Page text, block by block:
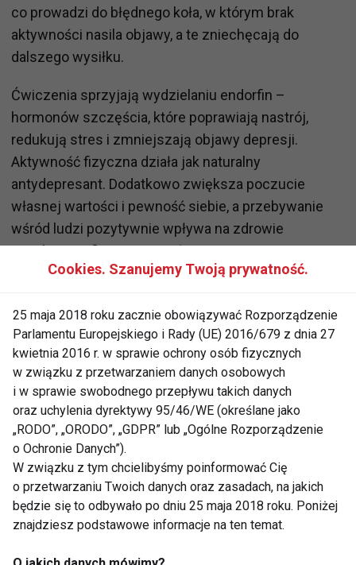
co prowadzi do błędnego koła, w którym brak
aktywności nasila objawy, a te zniechęcają do
dalszego wysiłku.
Ćwiczenia sprzyjają wydzielaniu endorfin –
hormonów szczęścia, które poprawiają nastrój,
redukują stres i zmniejszają objawy depresji.
Aktywność fizyczna działa jak naturalny
antydepresant. Dodatkowo zwiększa poczucie
własnej wartości i pewność siebie, a przebywanie
wśród ludzi pozytywnie wpływa na zdrowie
psychiczne, fizyczne i społeczne
przede wszystkim dla poprawy zdrowia (42 proc.)
oraz kondycji fizycznej (38 proc.), co stanowi wzrost
w porównaniu do 2022 roku. Około 30 proc.
pracowników deklaruje, że sport pomaga im
poprawić samopoczucie, zrelaksować się i oderwać
od codziennych obowiązków, a 28 proc. uprawia
sport, by radzić sobie ze stresem. Badania pokazują,
że osoby aktywne cieszą się lepszym zdrowiem
psychicznym, większą satysfakcją z życia i wyższą
samooceną. Regularne ćwiczenia, trwające 30–60
minut dziennie, mogą zwiększać produktywność o
15 proc. Wiele firm stara się ułatwiać pracownikom
Cookies. Szanujemy Twoją prywatność.
25 maja 2018 roku zacznie obowiązywać Rozporządzenie
Parlamentu Europejskiego i Rady (UE) 2016/679 z dnia 27
kwietnia 2016 r. w sprawie ochrony osób fizycznych
w związku z przetwarzaniem danych osobowych
i w sprawie swobodnego przepływu takich danych
oraz uchylenia dyrektywy 95/46/WE (określane jako
„RODO”, „ORODO”, „GDPR” lub „Ogólne Rozporządzenie
o Ochronie Danych”).
W związku z tym chcielibyśmy poinformować Cię
o przetwarzaniu Twoich danych oraz zasadach, na jakich
będzie się to odbywało po dniu 25 maja 2018 roku. Poniżej
znajdziesz podstawowe informacje na ten temat.